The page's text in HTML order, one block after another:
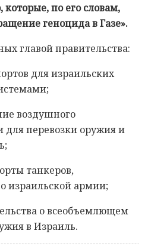
по его словам,
геноцида в Газе».
главой правительства:
для израильских
воздушного
для перевозки оружия и
танкеров,
израильской армии;
о всеобъемлющем
в Израиль.